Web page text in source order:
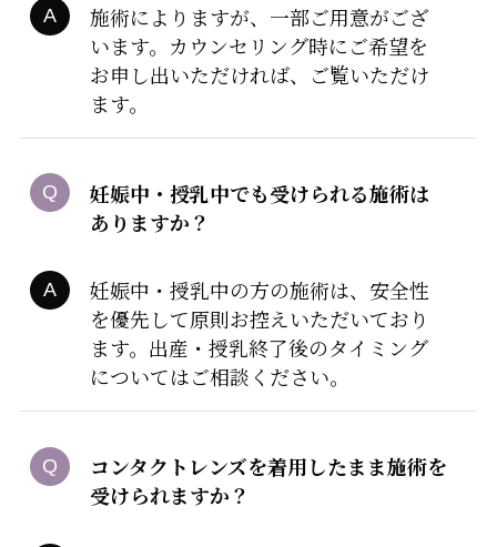
施術によりますが、一部ご用意がござ
います。カウンセリング時にご希望を
お申し出いただければ、ご覧いただけ
ます。
妊娠中・授乳中でも受けられる施術は
ありますか？
妊娠中・授乳中の方の施術は、安全性
を優先して原則お控えいただいており
ます。出産・授乳終了後のタイミング
についてはご相談ください。
コンタクトレンズを着用したまま施術を
受けられますか？